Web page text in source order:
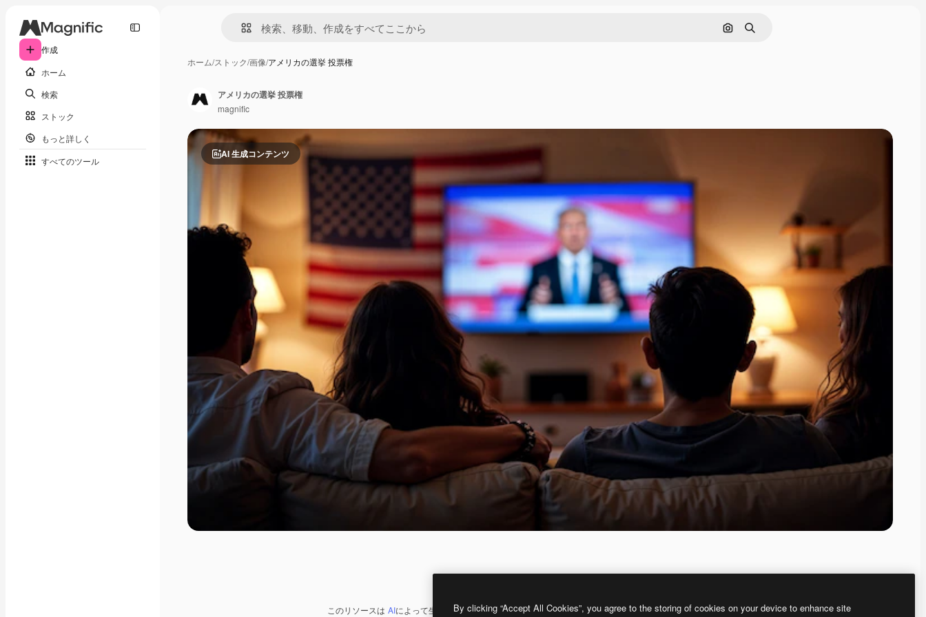
作成
ホーム
検索
ストック
もっと詳しく
すべてのツール
画像で検索
検索
ホーム/ストック/画像/アメリカの選挙 投票権
AI 生成コンテンツ
このリソースは AIによって生成されたものです。 AI画像生成ツールを使うと、あなた独自の画像を作成できます。
アメリカの選挙 投票権
magnific
By clicking “Accept All Cookies”, you agree to the storing of cookies on your device to enhance site